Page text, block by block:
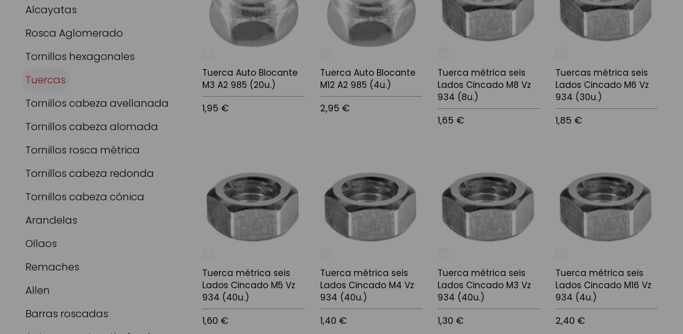
Tuerca Auto Blocante
M3 A2 985 (20u.)
1,95 €
Tuerca Auto Blocante
M12 A2 985 (4u.)
2,95 €
Tuerca métrica seis
Lados Cincado M8 Vz
934 (8u.)
1,65 €
Tuercas métrica seis
Lados Cincado M6 Vz
934 (30u.)
1,85 €
Tuerca métrica seis
Lados Cincado M5 Vz
934 (40u.)
1,60 €
Tuerca métrica seis
Lados Cincado M4 Vz
934 (40u.)
1,40 €
Tuerca métrica seis
Lados Cincado M3 Vz
934 (40u.)
1,30 €
Tuerca métrica seis
Lados Cincado M16 Vz
934 (4u.)
2,40 €
Alcayatas
Rosca Aglomerado
Tornillos hexagonales
Tuercas
Tornillos cabeza avellanada
Tornillos cabeza alomada
Tornillos rosca métrica
Tornillos cabeza redonda
Tornillos cabeza cónica
Arandelas
Ollaos
Remaches
Allen
Barras roscadas